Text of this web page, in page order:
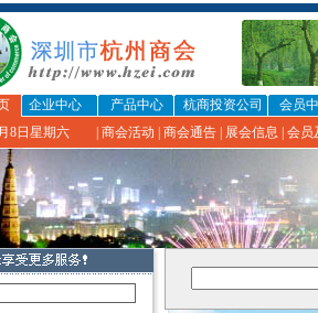
企业中心 产品中心 杭商投资公司
会员
8日星期六
商会活动 商会通告 展会信息 会员